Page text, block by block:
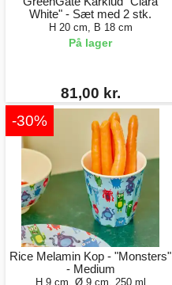
White" - Sæt med 2 stk.
H 20 cm, B 18 cm
På lager
81,00 kr.
-30%
Rice Melamin Kop - "Monsters"
- Medium
H 9 cm, Ø 9 cm, 250 ml